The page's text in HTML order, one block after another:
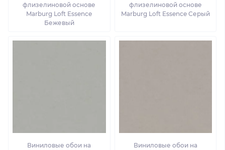
флизелиновой основе
Marburg Loft Essence
Бежевый
флизелиновой основе
Marburg Loft Essence Серый
Виниловые обои на
Виниловые обои на